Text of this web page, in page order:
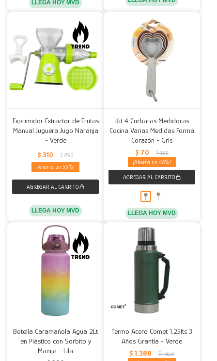
LLEGA HOY MVD
Exprimidor Extractor de Frutas
Manual Juguera Jugo Naranja
- Verde
$ 310 $ 690
55
LLEGA HOY MVD
Kit 4 Cucharas Medidoras
Cocina Varias Medidas Forma
Corazón - Gris
$ 70 $ 130
46
LLEGA HOY MVD
Botella Caramañola Agua 2Lt
en Plástico con Sorbito y
Manija - Lila
Termo Acero Comet 1.25lts 3
Años Grantia - Verde
$ 1.388 $ 1.850